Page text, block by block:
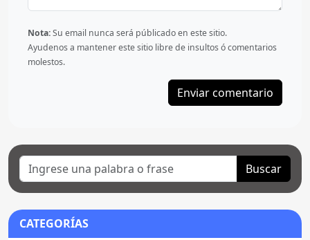
Nota:Su email nunca será públicado en este sitio.
Ayudenos a mantener este sitio libre de insultos ó comentarios
molestos.
Buscar
CATEGORÍAS